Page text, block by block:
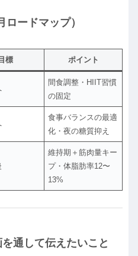
ードマップ）
標 ポイント
間食調整・HIIT習慣
の固定
食事バランスの最適
化・夜の糖質抑え
維持期＋筋肉量キー
プ・体脂肪率12〜
13%
通して伝えたいこと